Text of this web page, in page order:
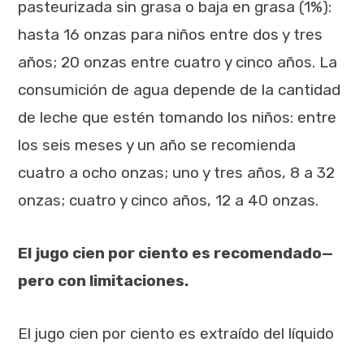
pasteurizada sin grasa o baja en grasa (1%):
hasta 16 onzas para niños entre dos y tres
años; 20 onzas entre cuatro y cinco años. La
consumición de agua depende de la cantidad
de leche que estén tomando los niños: entre
los seis meses y un año se recomienda
cuatro a ocho onzas; uno y tres años, 8 a 32
onzas; cuatro y cinco años, 12 a 40 onzas.
El jugo cien por ciento es recomendado—
pero con limitaciones.
El jugo cien por ciento es extraído del líquido